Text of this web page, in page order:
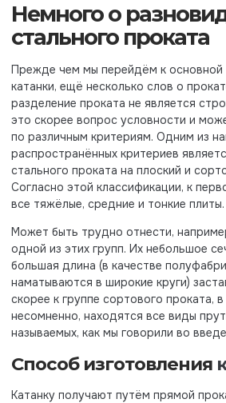
Немного о
стального проката
Прежде чем мы перейдём к основной
катанки, ещё несколько слов о
разделение проката не является
это скорее вопрос условности и
по различным критериям. Одним из
распространённых критериев
стального проката на плоский и
Согласно этой классификации, к
все тяжёлые, средние и тонкие плиты.
Может быть трудно отнести,
одной из этих групп. Их небольшое
большая длина (в качестве
наматываются в широкие круги)
скорее к группе сортового проката,
несомненно, находятся все виды
называемых, как мы говорили во
Способ изготовления
Катанку получают путём прямой